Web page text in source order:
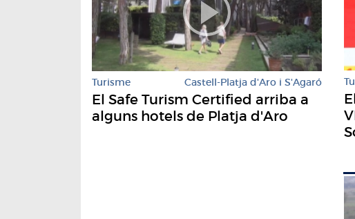
Turisme Castell-Platja d'Aro i S'Agaró
El Safe Turism Certified arriba a
alguns hotels de Platja d'Aro